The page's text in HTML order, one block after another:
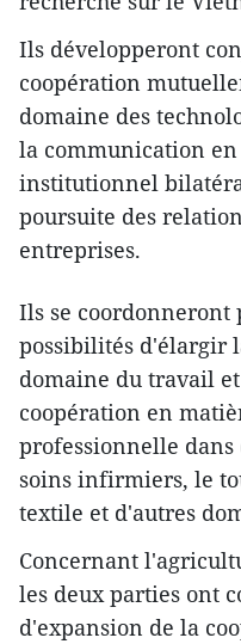
Ils développeront
coopération
domaine des
la communication
institutionnel
poursuite des
entreprises.
Ils se coordonneront
possibilités d'élargir
domaine du travail
coopération en
professionnelle dans
soins infirmiers, le
textile et d'autres
Concernant
les deux parties ont
d'expansion de la